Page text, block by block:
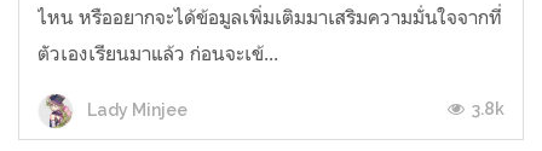
ไหน หรืออยากจะได้ข้อมูลเพิ่มเติมมาเสริมความมั่นใจจากที่
ตัวเองเรียนมาแล้ว ก่อนจะเข้...
Lady Minjee 3.8k